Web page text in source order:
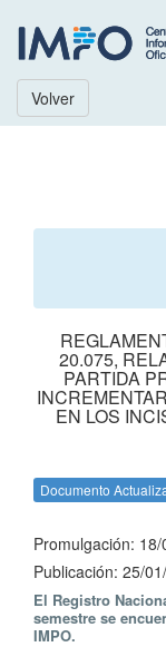
Volver
20.075,
PARTIDA
EN LOS
Documento
Promulgación:
Publicación: 25/
El Registro
semestre se
IMPO.